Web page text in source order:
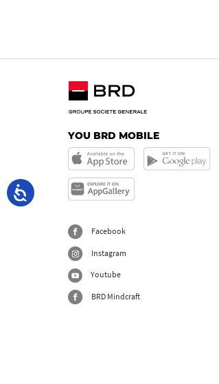
YOU BRD MOBILE
Facebook
Instagram
Youtube
BRD Mindcraft